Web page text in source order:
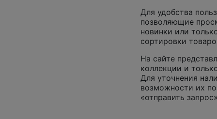
Для удобства
позволяющие
новинки или
сортировки
На сайте
коллекции и
Для уточнения
возможности их
«отправить